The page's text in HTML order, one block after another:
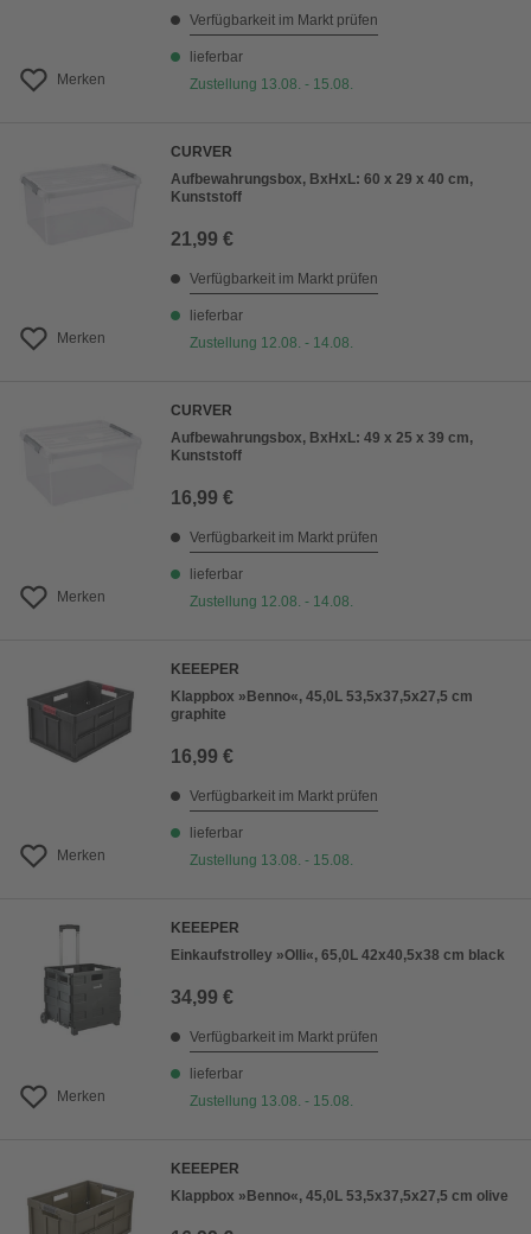
Merken
Verfügbarkeit im Markt prüfen
lieferbar
Zustellung 13.08. - 15.08.
Merken
CURVER
Aufbewahrungsbox, BxHxL: 60 x 29 x 40 cm,
Kunststoff
21,99 €
Verfügbarkeit im Markt prüfen
lieferbar
Zustellung 12.08. - 14.08.
Merken
CURVER
Aufbewahrungsbox, BxHxL: 49 x 25 x 39 cm,
Kunststoff
16,99 €
Verfügbarkeit im Markt prüfen
lieferbar
Zustellung 12.08. - 14.08.
Merken
KEEEPER
Klappbox »Benno«, 45,0L 53,5x37,5x27,5 cm
graphite
16,99 €
Verfügbarkeit im Markt prüfen
lieferbar
Zustellung 13.08. - 15.08.
Merken
KEEEPER
Einkaufstrolley »Olli«, 65,0L 42x40,5x38 cm black
34,99 €
Verfügbarkeit im Markt prüfen
lieferbar
Zustellung 13.08. - 15.08.
KEEEPER
Klappbox »Benno«, 45,0L 53,5x37,5x27,5 cm olive